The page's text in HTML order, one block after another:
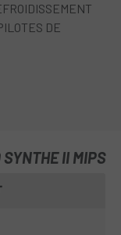
DE
SYNTHE II MIPS